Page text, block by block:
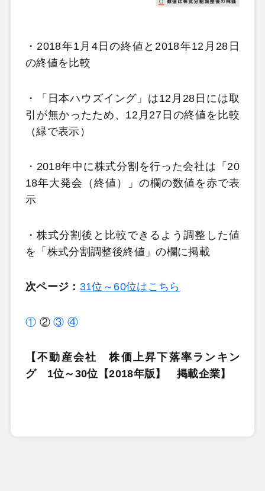
・2018年1月4日の終値と2018年12月28日
の終値を比較
・「日本ハウズイング」は12月28日には取
引が無かったため、12月27日の終値を比較
（緑で表示）
・2018年中に株式分割を行った会社は「20
18年大発会（終値）」の欄の数値を赤で表
示
・株式分割後と比較できるよう調整した値
を「株式分割調整後終値」の欄に掲載
次ページ： 31位～60位はこちら
① ②③ ④
【不動産会社 株価上昇下落率ランキン
グ 1位～30位【2018年版】 掲載企業】